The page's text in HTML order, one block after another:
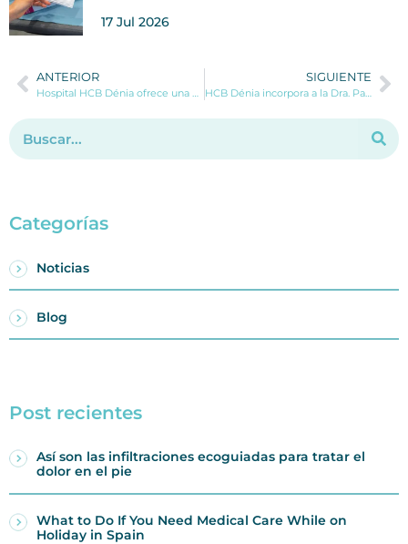
17 Jul 2026
ANTERIOR SIGUIENTE
HCB Dénia incorpora a la Dra. Patricia Lara Feliu al Servicio de Psiquiatría
Categorías
Noticias
Blog
Post recientes
Así son las infiltraciones ecoguiadas para tratar el
dolor en el pie
What to Do If You Need Medical Care While on
Holiday in Spain